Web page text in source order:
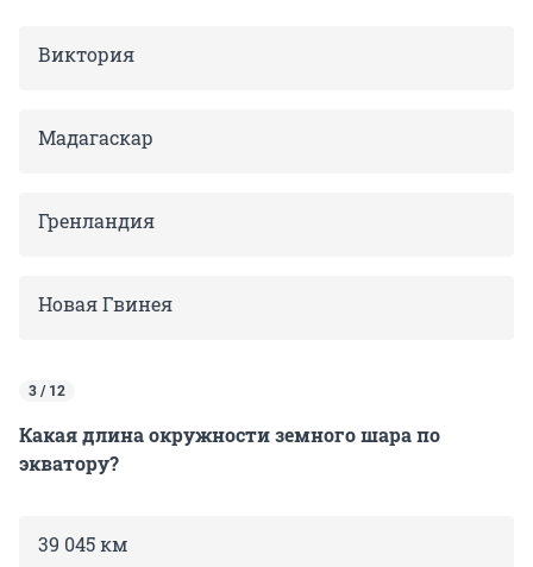
Виктория
Мадагаскар
Гренландия
Новая Гвинея
3 / 12
Какая длина окружности земного шара по
экватору?
39 045 км